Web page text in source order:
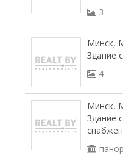
3
Минск,
Здание
4
Минск,
Здание